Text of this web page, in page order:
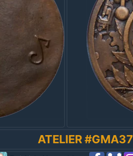
ATELIER #GMA37